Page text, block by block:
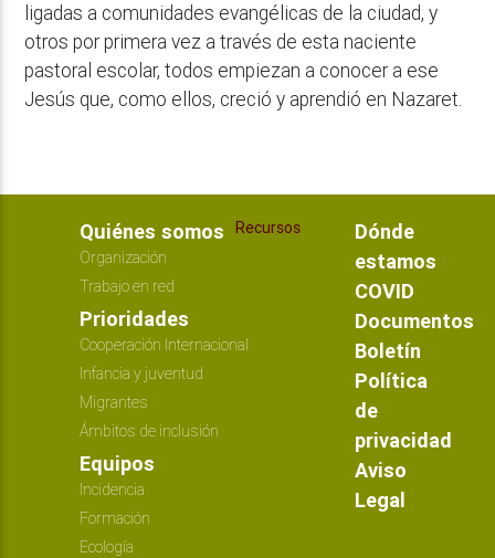
ligadas a comunidades evangélicas de la ciudad, y
otros por primera vez a través de esta naciente
pastoral escolar, todos empiezan a conocer a ese
Jesús que, como ellos, creció y aprendió en Nazaret.
Quiénes somos
Organización
Trabajo en red
Recursos
Prioridades
Cooperación Internacional
Infancia y juventud
Migrantes
Ámbitos de inclusión
Equipos
Incidencia
Formación
Ecología
Dónde
estamos
COVID
Documentos
Boletín
Política
de
privacidad
Aviso
Legal